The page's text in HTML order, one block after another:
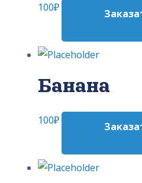
100₽
Банана
100₽